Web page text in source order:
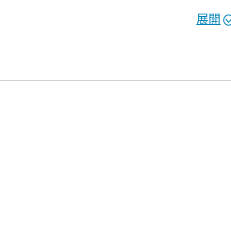
藝術。」
之年使其得以緩下腳步，更深層地內觀。
命駛離；在這些年，能夠好好吃飯、好好
展開